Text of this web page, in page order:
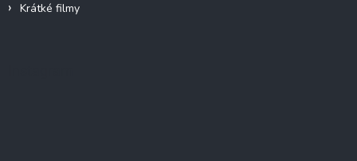
Krátké filmy